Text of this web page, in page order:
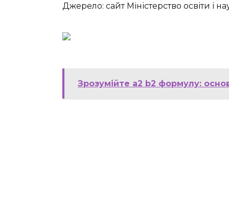
Джерело: сайт Міністерство освіти і
Зрозумійте a2 b2 формулу: